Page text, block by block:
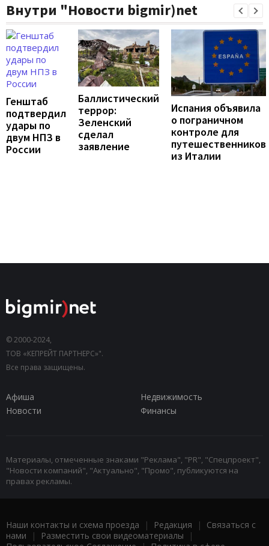
Внутри "Новости bigmir)net
Генштаб
подтвердил
удары по
двум НПЗ в
России
Баллистический
террор:
Зеленский
сделал
заявление
Испания объявила
о пограничном
контроле для
путешественников
из Италии
© 2000-2024,
ТОВ «КЕПРЕЙТ ПАРТНЕРС»".
Все права защищены.
Афиша
Недвижимость
Новости
Финансы
Материалы, отмеченные знаками "Реклама", "PR", "Спецпроект",
"Новости компаний", "Актуально", "Промо", публикуются на
правах рекламы.
Наши контакты и схема проезда | Редакция | Связаться с
нами | Разместить свои видеоматериалы |